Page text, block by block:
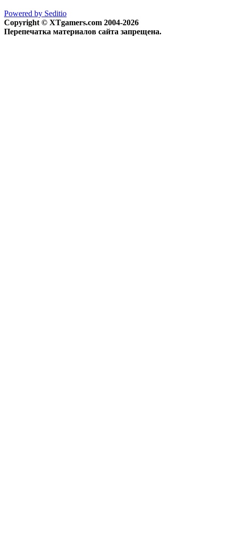
Powered by Seditio
Copyright © XTgamers.com 2004-2026
Перепечатка материалов сайта запрещена.